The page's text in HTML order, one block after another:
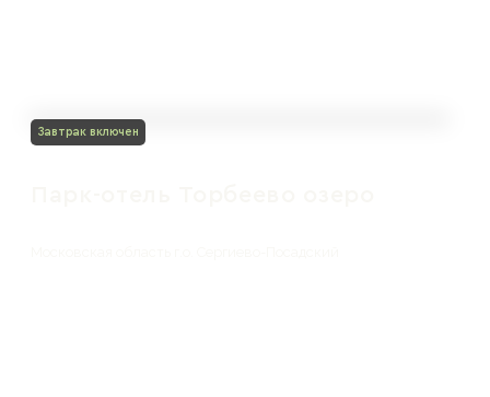
Завтрак включен